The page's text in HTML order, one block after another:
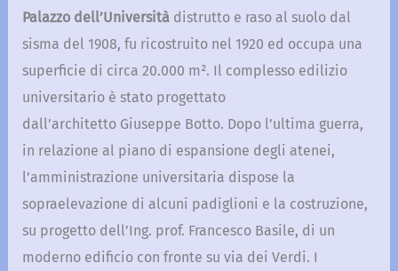
Palazzo dell’Universitàdistrutto e raso al suolo dal
sisma del 1908, fu ricostruito nel 1920 ed occupa una
superficie di circa 20.000 m². Il complesso edilizio
universitario è stato progettato
dall’architetto Giuseppe Botto. Dopo l’ultima guerra,
in relazione al piano di espansione degli atenei,
l’amministrazione universitaria dispose la
sopraelevazione di alcuni padiglioni e la costruzione,
su progetto dell’Ing. prof. Francesco Basile, di un
moderno edificio con fronte su via dei Verdi. I